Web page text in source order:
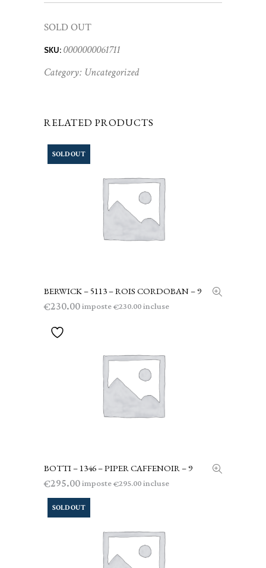
SOLD OUT
SKU: 0000000061711
Category: Uncategorized
RELATED PRODUCTS
SOLD OUT
LEGGI TUTTO
BERWICK – 5113 – ROIS CORDOBAN – 9
€230.00imposte€230.00incluse
AGGIUNGI AL CARRELLO
BOTTI – 1346 – PIPER CAFFENOIR – 9
€295.00imposte€295.00incluse
SOLD OUT